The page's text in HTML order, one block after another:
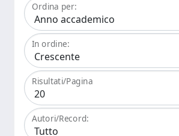
Ordina per:
In ordine:
Risultati/Pagina
Autori/Record: